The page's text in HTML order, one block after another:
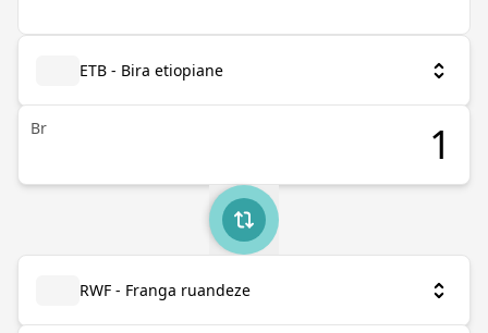
ETB - Bira etiopiane
Br
RWF - Franga ruandeze